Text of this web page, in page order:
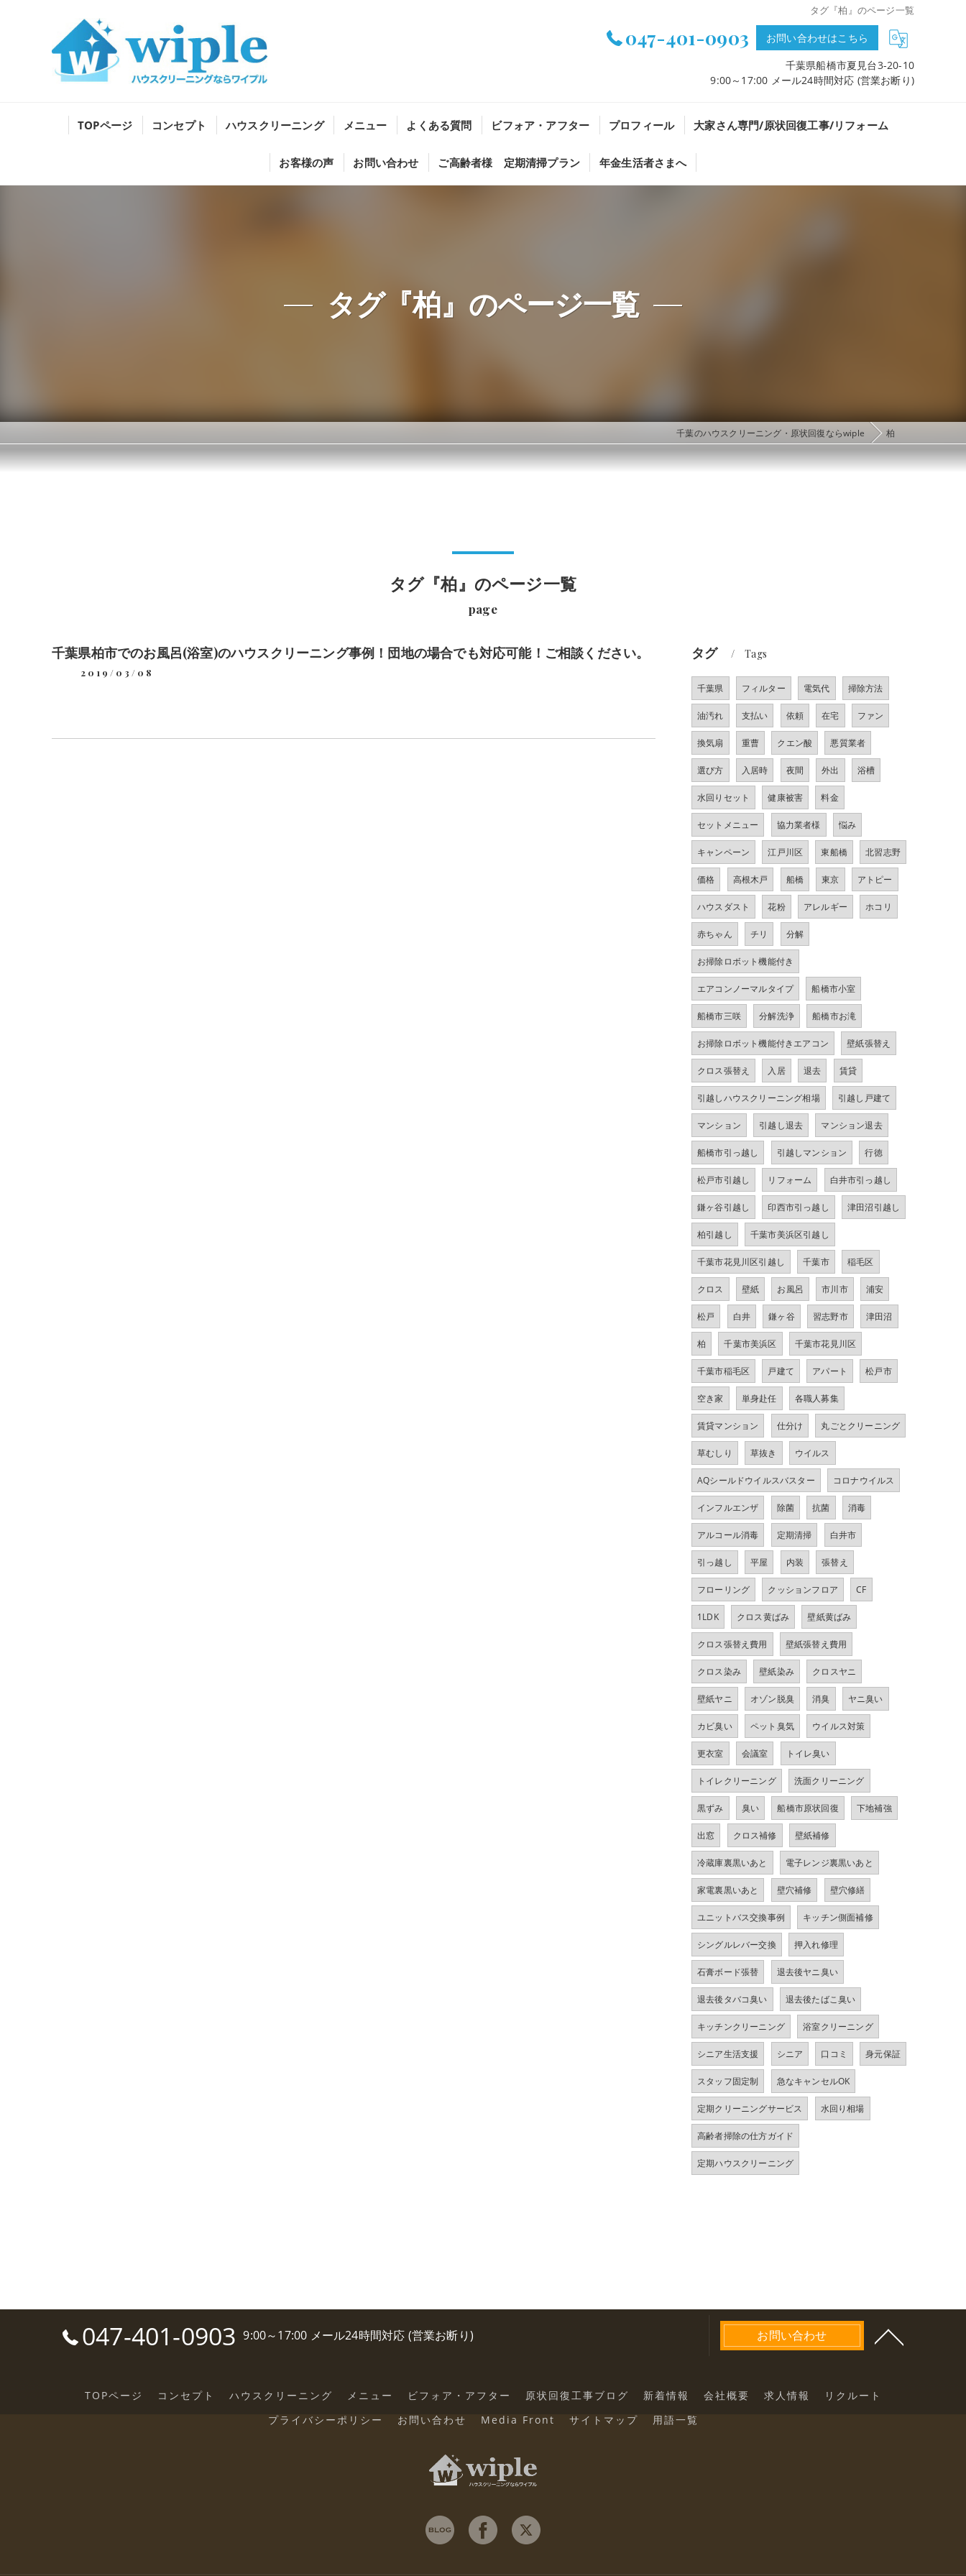
タグ『柏』のページ一覧
047-401-0903 お問い合わせはこちら
千葉県船橋市夏見台3-20-10
9:00～17:00 メール24時間対応 (営業お断り)
TOPページ コンセプト ハウスクリーニング メニュー よくある質問 ビフォア・アフター プロフィール 大家さん専門/原状回復工事/リフォーム
お客様の声 お問い合わせ ご高齢者様 定期清掃プラン 年金生活者さまへ
タグ『柏』のページ一覧
千葉のハウスクリーニング・原状回復ならwiple 柏
タグ『柏』のページ一覧
page
千葉県柏市でのお風呂(浴室)のハウスクリーニング事例！団地の場合でも対応可能！ご相談ください。
2019/03/08
タグ Tags
千葉県 フィルター 電気代 掃除方法
油汚れ 支払い 依頼 在宅 ファン
換気扇 重曹 クエン酸 悪質業者
選び方 入居時 夜間 外出 浴槽
水回りセット 健康被害 料金
セットメニュー 協力業者様 悩み
キャンペーン 江戸川区 東船橋 北習志野
価格 高根木戸 船橋 東京 アトピー
ハウスダスト 花粉 アレルギー ホコリ
赤ちゃん チリ 分解
お掃除ロボット機能付き
エアコンノーマルタイプ 船橋市小室
船橋市三咲 分解洗浄 船橋市お滝
お掃除ロボット機能付きエアコン 壁紙張替え
クロス張替え 入居 退去 賃貸
引越しハウスクリーニング相場 引越し戸建て
マンション 引越し退去 マンション退去
船橋市引っ越し 引越しマンション 行徳
松戸市引越し リフォーム 白井市引っ越し
鎌ヶ谷引越し 印西市引っ越し 津田沼引越し
柏引越し 千葉市美浜区引越し
千葉市花見川区引越し 千葉市 稲毛区
クロス 壁紙 お風呂 市川市 浦安
松戸 白井 鎌ヶ谷 習志野市 津田沼
柏 千葉市美浜区 千葉市花見川区
千葉市稲毛区 戸建て アパート 松戸市
空き家 単身赴任 各職人募集
賃貸マンション 仕分け 丸ごとクリーニング
草むしり 草抜き ウイルス
AQシールドウイルスバスター コロナウイルス
インフルエンザ 除菌 抗菌 消毒
アルコール消毒 定期清掃 白井市
引っ越し 平屋 内装 張替え
フローリング クッションフロア CF
1LDK クロス黄ばみ 壁紙黄ばみ
クロス張替え費用 壁紙張替え費用
クロス染み 壁紙染み クロスヤニ
壁紙ヤニ オゾン脱臭 消臭 ヤニ臭い
カビ臭い ペット臭気 ウイルス対策
更衣室 会議室 トイレ臭い
トイレクリーニング 洗面クリーニング
黒ずみ 臭い 船橋市原状回復 下地補強
出窓 クロス補修 壁紙補修
冷蔵庫裏黒いあと 電子レンジ裏黒いあと
家電裏黒いあと 壁穴補修 壁穴修繕
ユニットバス交換事例 キッチン側面補修
シングルレバー交換 押入れ修理
石膏ボード張替 退去後ヤニ臭い
退去後タバコ臭い 退去後たばこ臭い
キッチンクリーニング 浴室クリーニング
シニア生活支援 シニア 口コミ 身元保証
スタッフ固定制 急なキャンセルOK
定期クリーニングサービス 水回り相場
高齢者掃除の仕方ガイド
定期ハウスクリーニング
047-401-0903 9:00～17:00 メール24時間対応 (営業お断り) お問い合わせ
TOPページ コンセプト ハウスクリーニング メニュー ビフォア・アフター 原状回復工事ブログ 新着情報 会社概要 求人情報
リクルート
プライバシーポリシー
お問い合わせ Media Front サイトマップ 用語一覧